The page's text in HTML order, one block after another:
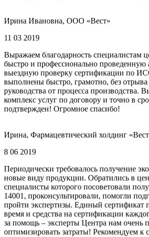
Ирина Ивановна, ООО «Вест»
11 03 2019
Выражаем благодарность специалистам
быстро и профессионально проведенную
выездную проверку сертификации по
выполнены быстро, грамотно, без отрыва
руководства от процесса производства.
комплекс услуг по договору и точно в
подтвержден! Огромное спасибо!
Ирина, Фармацевтический холдинг
8 06 2019
Периодически требовалось получение
новые виду продукции. Обратились в
специалисты которого посоветовали
14001, проконсультировали, помогли
пройти экспертизы. Единый сертификат
время и средства на сертификации
за помощь – эксперты Центра нам очень
оптимизировать затраты! Рекомендуем к